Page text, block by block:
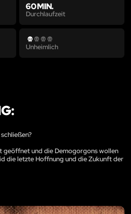
60 MIN.
Durchlaufzeit
Unheimlich
geöffnet und die Demogorgons wollen
die letzte Hoffnung und die Zukunft der